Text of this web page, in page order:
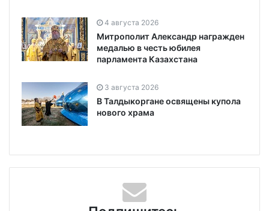
4 августа 2026
Митрополит Александр награжден
медалью в честь юбилея
парламента Казахстана
3 августа 2026
В Талдыкоргане освящены купола
нового храма